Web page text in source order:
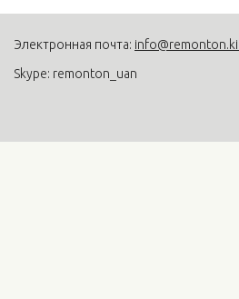
Электронная почта:
Skype: remonton_uan